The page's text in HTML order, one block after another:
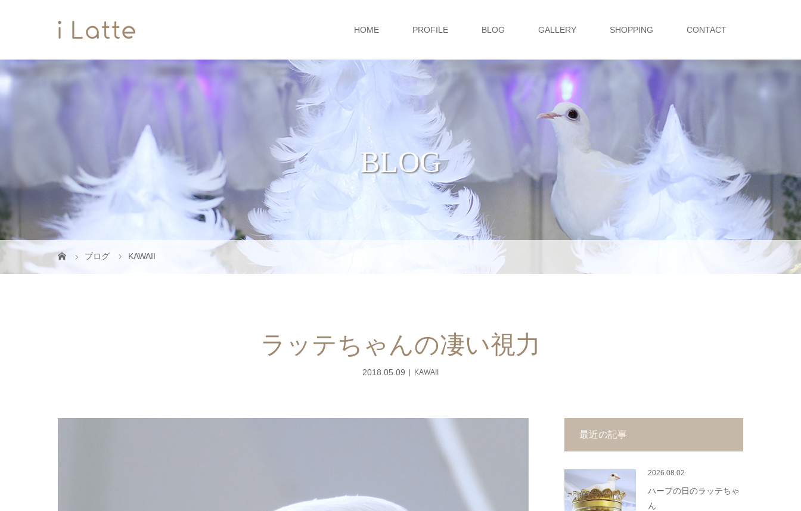
HOME PROFILE BLOG GALLERY SHOPPING CONTACT
BLOG
ブログ KAWAII
ラッテちゃんの凄い視力
2018.05.09 KAWAII
最近の記事
2026.08.02
ハープの日のラッテちゃ
ん